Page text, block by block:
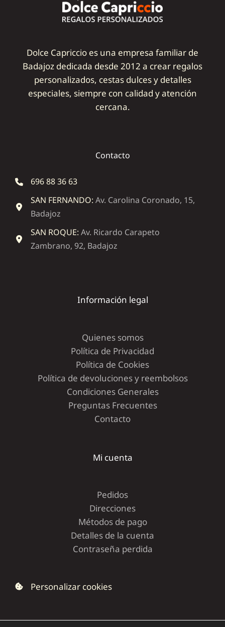
Dolce Capriccio es una empresa familiar de
Badajoz dedicada desde 2012 a crear regalos
personalizados, cestas dulces y detalles
especiales, siempre con calidad y atención
cercana.
Contacto
696 88 36 63
SAN FERNANDO: Av. Carolina Coronado, 15,
Badajoz
SAN ROQUE: Av. Ricardo Carapeto
Zambrano, 92, Badajoz
Información legal
Quienes somos
Política de Privacidad
Política de Cookies
Política de devoluciones y reembolsos
Condiciones Generales
Preguntas Frecuentes
Contacto
Mi cuenta
Pedidos
Direcciones
Métodos de pago
Detalles de la cuenta
Contraseña perdida
Personalizar cookies